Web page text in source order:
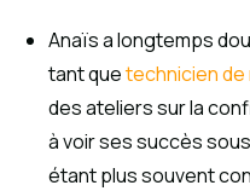
Anaïs a longtemps
tant quetechnicien
des ateliers sur la
à voir ses succès
étant plus souvent